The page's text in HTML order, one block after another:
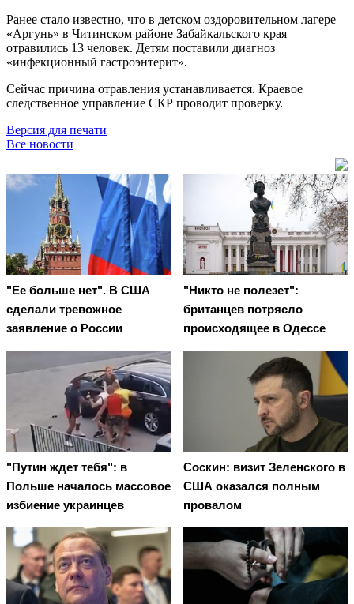
Ранее стало известно, что в детском оздоровительном лагере
«Аргунь» в Читинском районе Забайкальского края
отравились 13 человек. Детям поставили диагноз
«инфекционный гастроэнтерит».
Сейчас причина отравления устанавливается. Краевое
следственное управление СКР проводит проверку.
Версия для печати
Все новости
"Ее больше нет". В США
сделали тревожное
заявление о России
"Никто не полезет":
британцев потрясло
происходящее в Одессе
"Путин ждет тебя": в
Польше началось массовое
избиение украинцев
Соскин: визит Зеленского в
США оказался полным
провалом